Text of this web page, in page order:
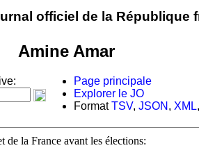
officiel de la République
Amine Amar
Page principale
Explorer le JO
FormatTSV, JSON , XML,
de la France avant les élections: